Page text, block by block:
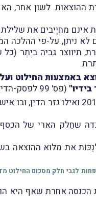
ההוצאות. לשון אחר,
של יום קבע, כי שיקולי מדיניות אינם
לא ניתן, על-פי ההלכה
תיווצר גביה ביֶתֶר (כל
באמצעות החילוט
(פס' 99 לפסק-הדין).
לאור זאת, המשיך השופט ונדרש לשאלת עיתוי ההכרה בהוצאה, בהינתן העובדה ששנות-המס
המס 2017 הכנסה חייבת בסך 1.95 מיליון ש"ח, כך שמלכתחילה, לפחות
ההפסד לא ישמשו להפחת הכנסה אחרת